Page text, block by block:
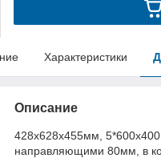
Характеристики
Описание
428x628x455мм,
направляющими 80мм, в